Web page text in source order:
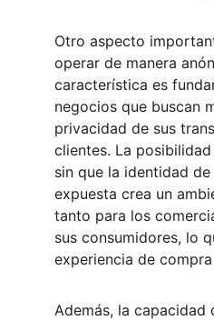
Otro aspecto
operar de manera
característica es
negocios que buscan
privacidad de sus
clientes. La
sin que la identidad
expuesta crea un
tanto para los
sus consumidores, lo
experiencia de
Además, la capacidad